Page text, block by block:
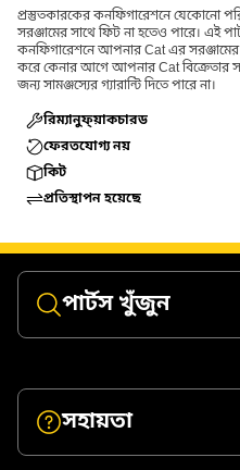
প্রস্তুতকারকের কনফিগারেশনে যেকোনো
সরঞ্জামের সাথে ফিট না হতেও পারে। এই
কনফিগারেশনে আপনার Cat এর
করে কেনার আগে আপনার Cat বিক্রেতার
জন্য সামঞ্জস্যের গ্যারান্টি দিতে পারে না।
রিম্যানুফ্য়াকচারড
ফেরতযোগ্য নয়
কিট
প্রতিস্থাপন হয়েছে
পার্টস খুঁজুন
সহায়তা